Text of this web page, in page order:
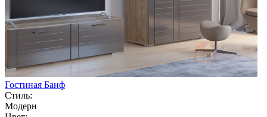
Гостиная Банф
Стиль:
Модерн